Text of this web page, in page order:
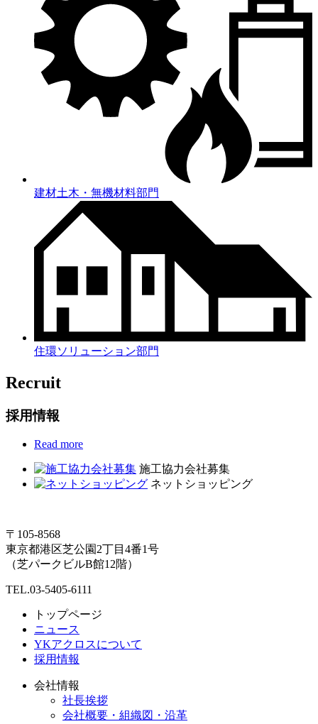
建材土木・無機材料部門
住環ソリューション部門
Recruit
採用情報
Read more
施工協力会社募集
ネットショッピング
〒105-8568
東京都港区芝公園2丁目4番1号
（芝パークビルB館12階）
TEL.03-5405-6111
トップページ
ニュース
YKアクロスについて
採用情報
会社情報
社長挨拶
会社概要・組織図・沿革